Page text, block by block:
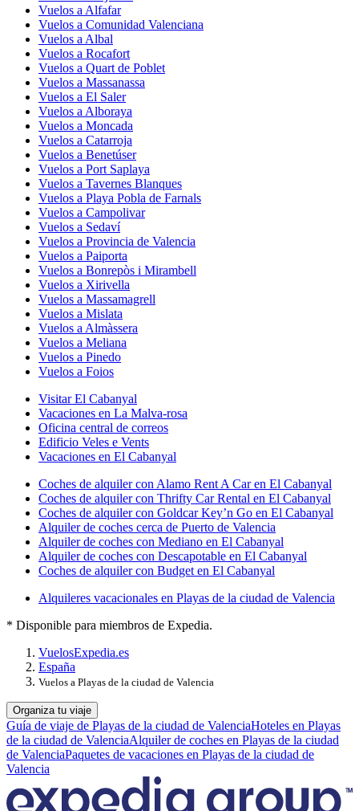
Vuelos a Alfafar
Vuelos a Comunidad Valenciana
Vuelos a Albal
Vuelos a Rocafort
Vuelos a Quart de Poblet
Vuelos a Massanassa
Vuelos a El Saler
Vuelos a Alboraya
Vuelos a Moncada
Vuelos a Catarroja
Vuelos a Benetúser
Vuelos a Port Saplaya
Vuelos a Tavernes Blanques
Vuelos a Playa Pobla de Farnals
Vuelos a Campolivar
Vuelos a Sedaví
Vuelos a Provincia de Valencia
Vuelos a Paiporta
Vuelos a Bonrepòs i Mirambell
Vuelos a Xirivella
Vuelos a Massamagrell
Vuelos a Mislata
Vuelos a Almàssera
Vuelos a Meliana
Vuelos a Pinedo
Vuelos a Foios
Visitar El Cabanyal
Vacaciones en La Malva-rosa
Oficina central de correos
Edificio Veles e Vents
Vacaciones en El Cabanyal
Coches de alquiler con Alamo Rent A Car en El Cabanyal
Coches de alquiler con Thrifty Car Rental en El Cabanyal
Coches de alquiler con Goldcar Key’n Go en El Cabanyal
Alquiler de coches cerca de Puerto de Valencia
Alquiler de coches con Mediano en El Cabanyal
Alquiler de coches con Descapotable en El Cabanyal
Coches de alquiler con Budget en El Cabanyal
Alquileres vacacionales en Playas de la ciudad de Valencia
* Disponible para miembros de Expedia.
VuelosExpedia.es
España
Vuelos a Playas de la ciudad de Valencia
Organiza tu viaje
Guía de viaje de Playas de la ciudad de ValenciaHoteles en Playas
de la ciudad de ValenciaAlquiler de coches en Playas de la ciudad
de ValenciaPaquetes de vacaciones en Playas de la ciudad de
Valencia